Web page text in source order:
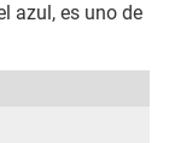
azul, es uno de